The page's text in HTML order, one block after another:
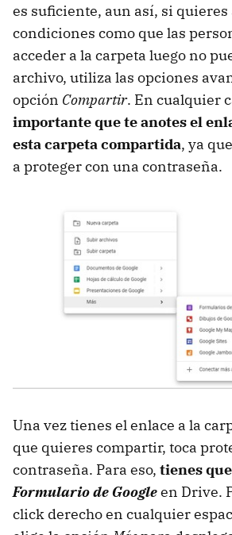
es suficiente, aun así, si
condiciones como que las
acceder a la carpeta luego no
archivo, utiliza las opciones
opción Compartir. En cualquier
importante que te anotes el
esta carpeta compartida, ya
a proteger con una contraseña.
Una vez tienes el enlace a la
que quieres compartir, toca
contraseña. Para eso, tienes
Formulario de Googleen Drive.
click derecho en cualquier